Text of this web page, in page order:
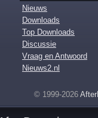
Nieuws
Downloads
Top Downloads
Discussie
Vraag en Antwoord
Nieuws2.nl
© 1999-2026